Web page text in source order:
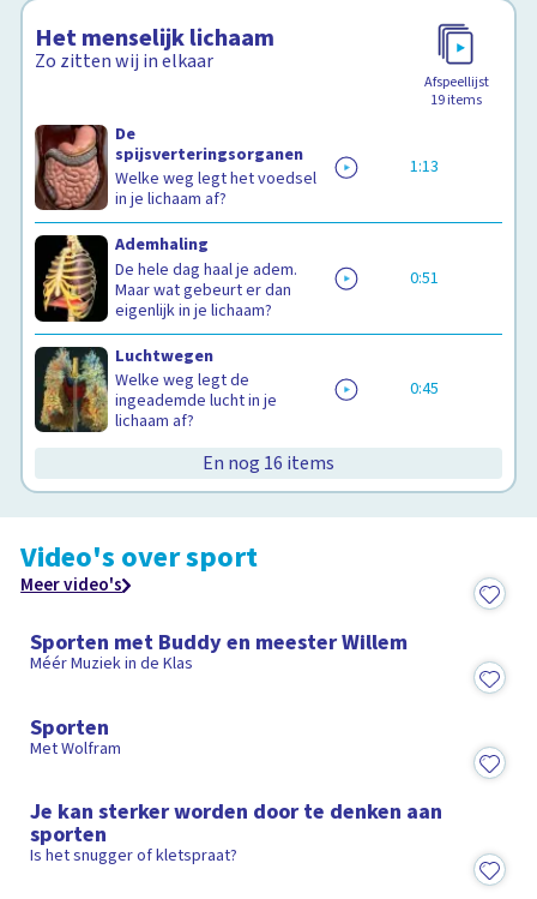
Het menselijk lichaam
Zo zitten wij in elkaar
Afspeellijst
19items
De
spijsverteringsorganen
Welke weg legt het voedsel
in je lichaam af?
1:13
Ademhaling
De hele dag haal je adem.
Maar wat gebeurt er dan
eigenlijk in je lichaam?
0:51
Luchtwegen
Welke weg legt de
ingeademde lucht in je
lichaam af?
0:45
En nog 16 items
Video's over sport
Meer video's
Sporten met Buddy en meester Willem
Méér Muziek in de Klas
Sporten
Met Wolfram
Je kan sterker worden door te denken aan
sporten
Is het snugger of kletspraat?